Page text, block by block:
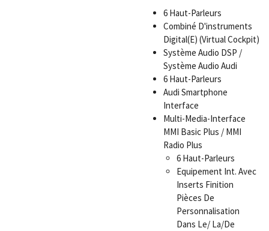
6 Haut-Parleurs
Combiné D'instruments
Digital(E) (Virtual Cockpit)
Système Audio DSP /
Système Audio Audi
6 Haut-Parleurs
Audi Smartphone
Interface
Multi-Media-Interface
MMI Basic Plus / MMI
Radio Plus
6 Haut-Parleurs
Equipement Int. Avec
Inserts Finition
Pièces De
Personnalisation
Dans Le/ La/De